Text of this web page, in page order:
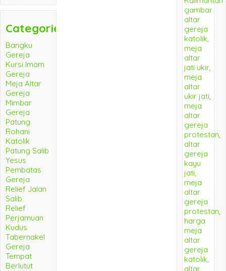
Categories
Bangku
Gereja
Kursi Imam
Gereja
Meja Altar
Gereja
Mimbar
Gereja
Patung
Rohani
Katolik
Patung Salib
Yesus
Pembatas
Gereja
Relief Jalan
Salib
Relief
Perjamuan
Kudus
Tabernakel
Gereja
Tempat
Berlutut